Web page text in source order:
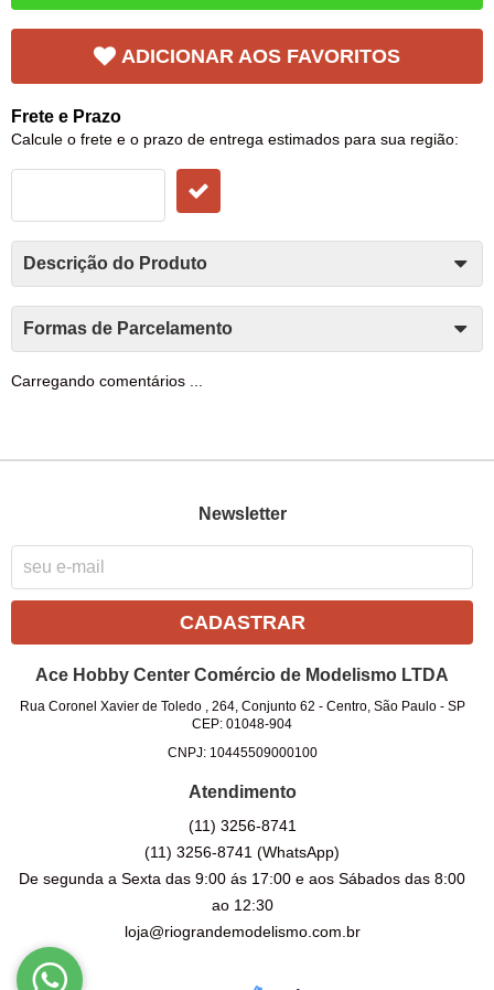
ADICIONAR AOS FAVORITOS
Frete e Prazo
Calcule o frete e o prazo de entrega estimados para sua região:
Descrição do Produto
Formas de Parcelamento
Carregando comentários ...
Newsletter
CADASTRAR
Ace Hobby Center Comércio de Modelismo LTDA
Rua Coronel Xavier de Toledo , 264, Conjunto 62 - Centro, São Paulo- SP
CEP: 01048-904
CNPJ: 10445509000100
Atendimento
(11) 3256-8741
(11) 3256-8741(WhatsApp)
De segunda a Sexta das 9:00 ás 17:00 e aos Sábados das 8:00
ao 12:30
loja@riograndemodelismo.com.br